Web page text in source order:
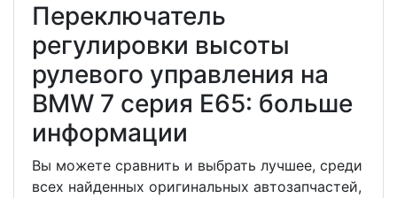
Переключатель
регулировки высоты
рулевого управления на
BMW 7 серия E65: больше
информации
Вы можете сравнить и выбрать лучшее, среди
всех найденных оригинальных автозапчастей,